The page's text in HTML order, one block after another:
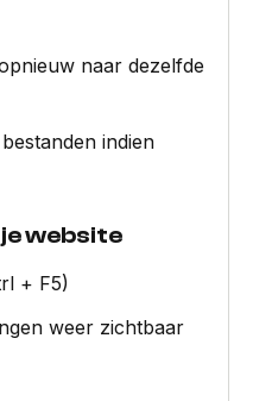
naar dezelfde
indien
website
+ F5)
weer zichtbaar